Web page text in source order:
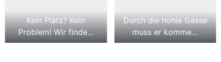
Kein Platz? Kein
Problem! Wir finde…
Durch die hohle Gasse
muss er komme…